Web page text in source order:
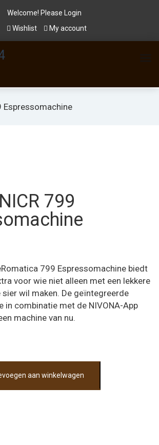
Welcome! Please
Login
Wishlist
My account
Espressomachine
799
799 Espressomachine biedt
voor wie niet alleen met een lekkere
wil maken. De geïntegreerde
in combinatie met de NIVONA-App
machine van nu.
aan winkelwagen